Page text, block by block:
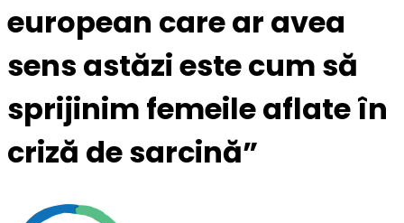
european care ar avea
sens astăzi este cum să
sprijinim femeile aflate în
criză de sarcină”